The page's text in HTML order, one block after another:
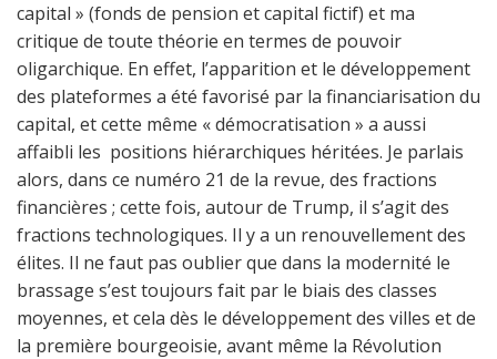
capital » (fonds de pension et capital fictif) et ma
critique de toute théorie en termes de pouvoir
oligarchique. En effet, l’apparition et le développement
des plateformes a été favorisé par la financiarisation du
capital, et cette même « démocratisation » a aussi
affaibli les positions hiérarchiques héritées. Je parlais
alors, dans ce numéro 21 de la revue, des fractions
financières ; cette fois, autour de Trump, il s’agit des
fractions technologiques. Il y a un renouvellement des
élites. Il ne faut pas oublier que dans la modernité le
brassage s’est toujours fait par le biais des classes
moyennes, et cela dès le développement des villes et de
la première bourgeoisie, avant même la Révolution